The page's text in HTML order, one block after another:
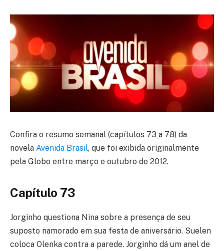
Confira o resumo semanal (capítulos 73 a 78) da
novela Avenida Brasil, que foi exibida originalmente
pela Globo entre março e outubro de 2012.
Capítulo 73
Jorginho questiona Nina sobre a presença de seu
suposto namorado em sua festa de aniversário. Suelen
coloca Olenka contra a parede. Jorginho dá um anel de